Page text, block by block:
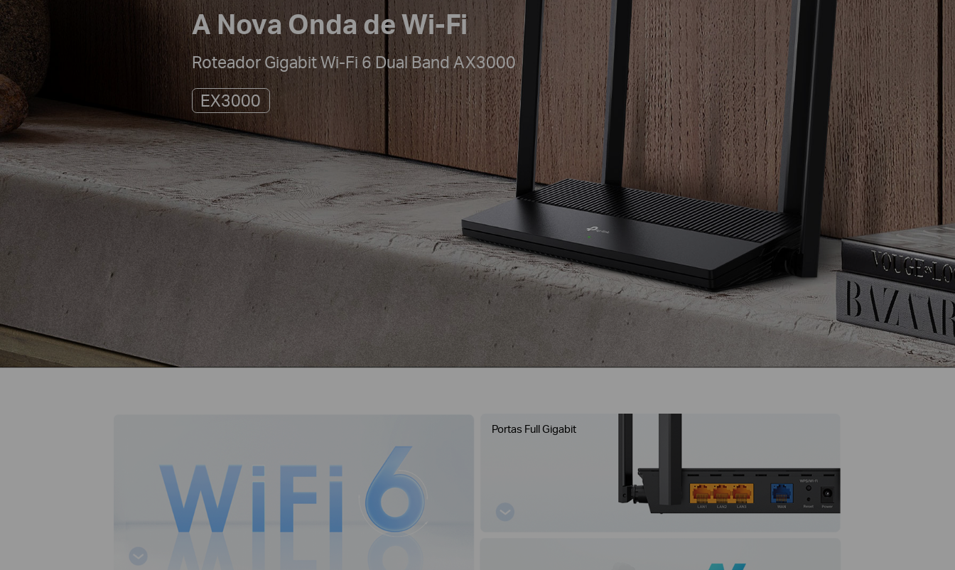
A Nova Onda de Wi-Fi
Roteador Gigabit Wi-Fi 6 Dual Band AX3000
EX3000
Portas Full Gigabit